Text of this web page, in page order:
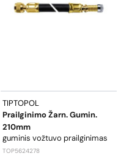
TIPTOPOL
Prailginimo Žarn. Gumin.
210mm
guminis vožtuvo prailginimas
TOP5624278